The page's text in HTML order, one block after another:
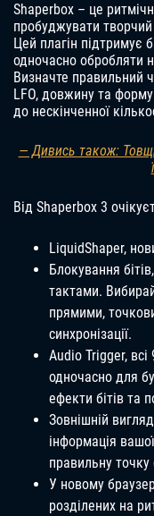
Shaperbox – це
пробуджувати творчий
Цей плагін підтримує
одночасно обробляти
Визначте правильний
LFO, довжину та форму
до нескінченної
— Дивись також:
Від Shaperbox 3
LiquidShaper,
Блокування
тактами.
прямими,
синхронізації.
Audio Trigger,
одночасно для
ефекти бітів та
Зовнішній
інформація
правильну
У новому
розділених на